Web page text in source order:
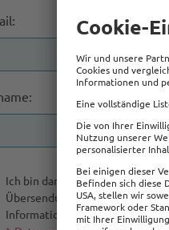
Ich bin damit einverstanden,
Übersendung eines
Informationen zur